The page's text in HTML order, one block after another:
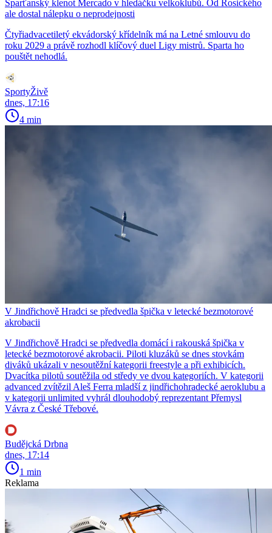
Sparťanský klenot Mercado v hledáčku velkoklubů. Od Rosického
ale dostal nálepku o neprodejnosti
Čtyřiadvacetiletý ekvádorský křídelník má na Letné smlouvu do
roku 2029 a právě rozhodl klíčový duel Ligy mistrů. Sparta ho
pouštět nehodlá.
SportyŽivě
dnes, 17:16
4 min
V Jindřichově Hradci se předvedla špička v letecké bezmotorové
akrobacii
V Jindřichově Hradci se předvedla domácí i rakouská špička v
letecké bezmotorové akrobacii. Piloti kluzáků se dnes stovkám
diváků ukázali v nesoutěžní kategorii freestyle a při exhibicích.
Dvacítka pilotů soutěžila od středy ve dvou kategoriích. V kategorii
advanced zvítězil Aleš Ferra mladší z jindřichohradecké aeroklubu a
v kategorii unlimited vyhrál dlouhodobý reprezentant Přemysl
Vávra z České Třebové.
Budějcká Drbna
dnes, 17:14
1 min
Reklama